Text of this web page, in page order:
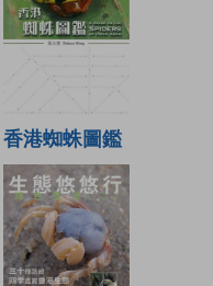
香港蜘蛛圖鑑